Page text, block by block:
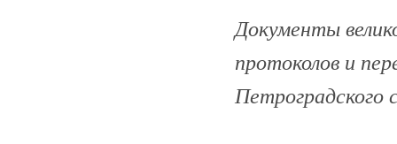
Документы
протоколов и